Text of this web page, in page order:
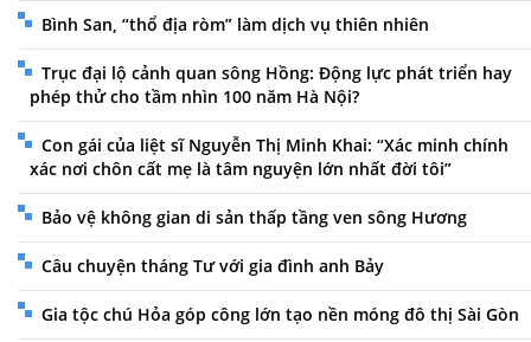
Bình San, “thổ địa ròm” làm dịch vụ thiên nhiên
Trục đại lộ cảnh quan sông Hồng: Động lực phát triển hay
phép thử cho tầm nhìn 100 năm Hà Nội?
Con gái của liệt sĩ Nguyễn Thị Minh Khai: “Xác minh chính
xác nơi chôn cất mẹ là tâm nguyện lớn nhất đời tôi”
Bảo vệ không gian di sản thấp tầng ven sông Hương
Câu chuyện tháng Tư với gia đình anh Bảy
Gia tộc chú Hỏa góp công lớn tạo nền móng đô thị Sài Gòn